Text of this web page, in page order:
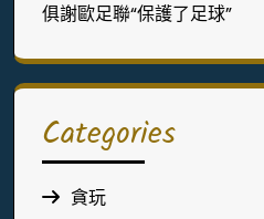
俱謝歐足聯“保護了足球”
Categories
貪玩